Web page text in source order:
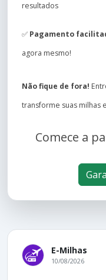
resultados
✅ Pagamento
agora mesmo!
Não fique de fora!
transforme suas milhas
Comece a
E-Milhas
10/08/2026